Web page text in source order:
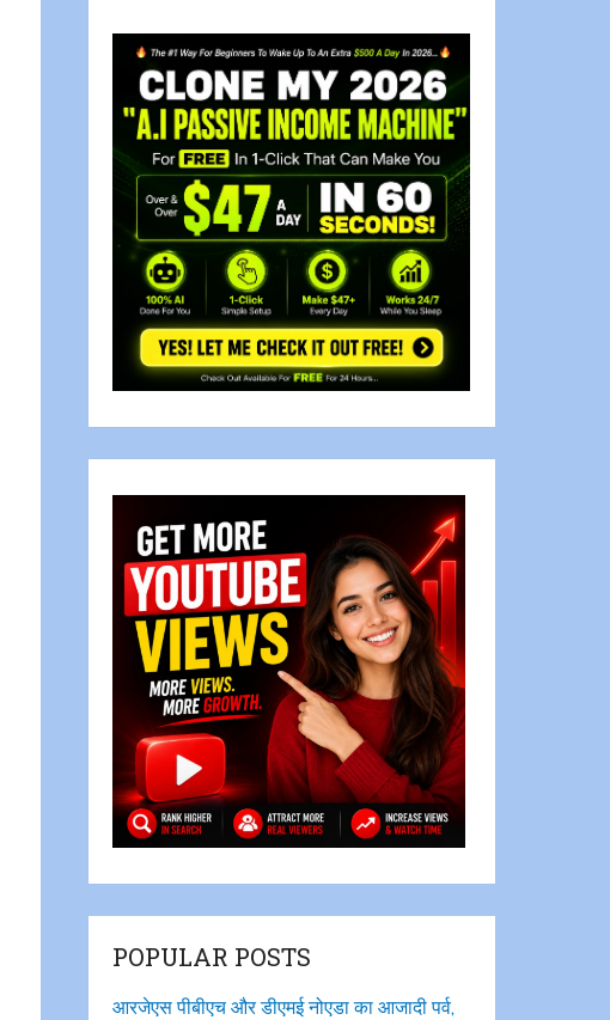
POPULAR POSTS
आरजेएस पीबीएच और डीएमई नोएडा का आजादी पर्व,